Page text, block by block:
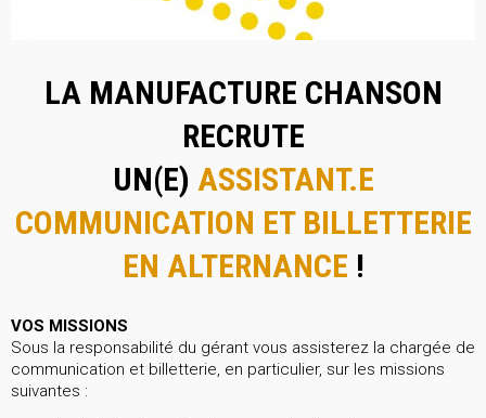
LA MANUFACTURE CHANSON
RECRUTE
UN(E) ASSISTANT.E
COMMUNICATION ET BILLETTERIE
EN ALTERNANCE !
VOS MISSIONS
Sous la responsabilité du gérant vous assisterez la chargée de
communication et billetterie, en particulier, sur les missions
suivantes :